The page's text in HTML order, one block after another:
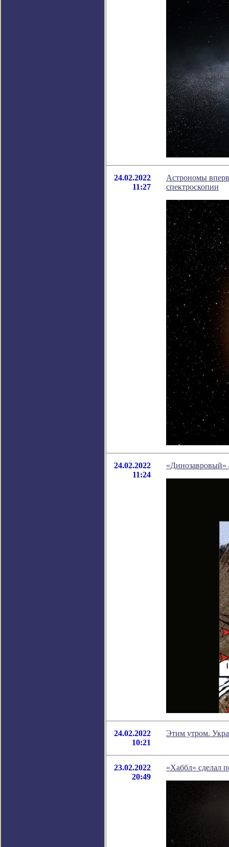
24.02.2022
11:27
Астрономы
спектроскопии
24.02.2022
11:24
«Динозавровый»
24.02.2022
10:21
Этим утром.
23.02.2022
20:49
«Хаббл» сделал